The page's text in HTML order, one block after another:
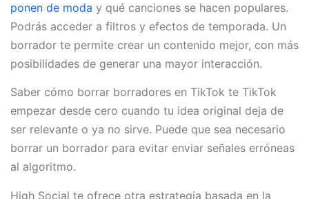
ponen de moda y qué canciones se hacen populares.
Podrás acceder a filtros y efectos de temporada. Un
borrador te permite crear un contenido mejor, con más
posibilidades de generar una mayor interacción.
Saber cómo borrar borradores en TikTok te TikTok
empezar desde cero cuando tu idea original deja de
ser relevante o ya no sirve. Puede que sea necesario
borrar un borrador para evitar enviar señales erróneas
al algoritmo.
High Social te ofrece otra estrategia basada en la